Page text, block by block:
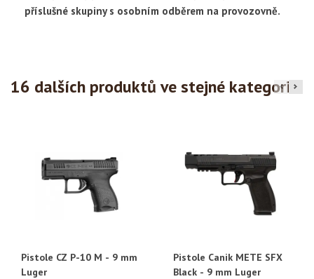
příslušné skupiny s osobním odběrem na provozovně.
16 dalších produktů ve stejné kategorii:
Pistole CZ P-10 M - 9 mm
Luger
Pistole Canik METE SFX
Black - 9 mm Luger